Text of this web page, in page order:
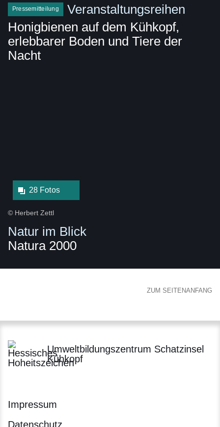
Pressemitteilung
Veranstaltungsreihen
Honigbienen auf dem Kühkopf,
erlebbarer Boden und Tiere der
Nacht
28 Fotos
© Herbert Zettl
Natur im Blick
Natura 2000
ZUM SEITENANFANG
Umweltbildungszentrum Schatzinsel
Kühkopf
Impressum
Datenschutz